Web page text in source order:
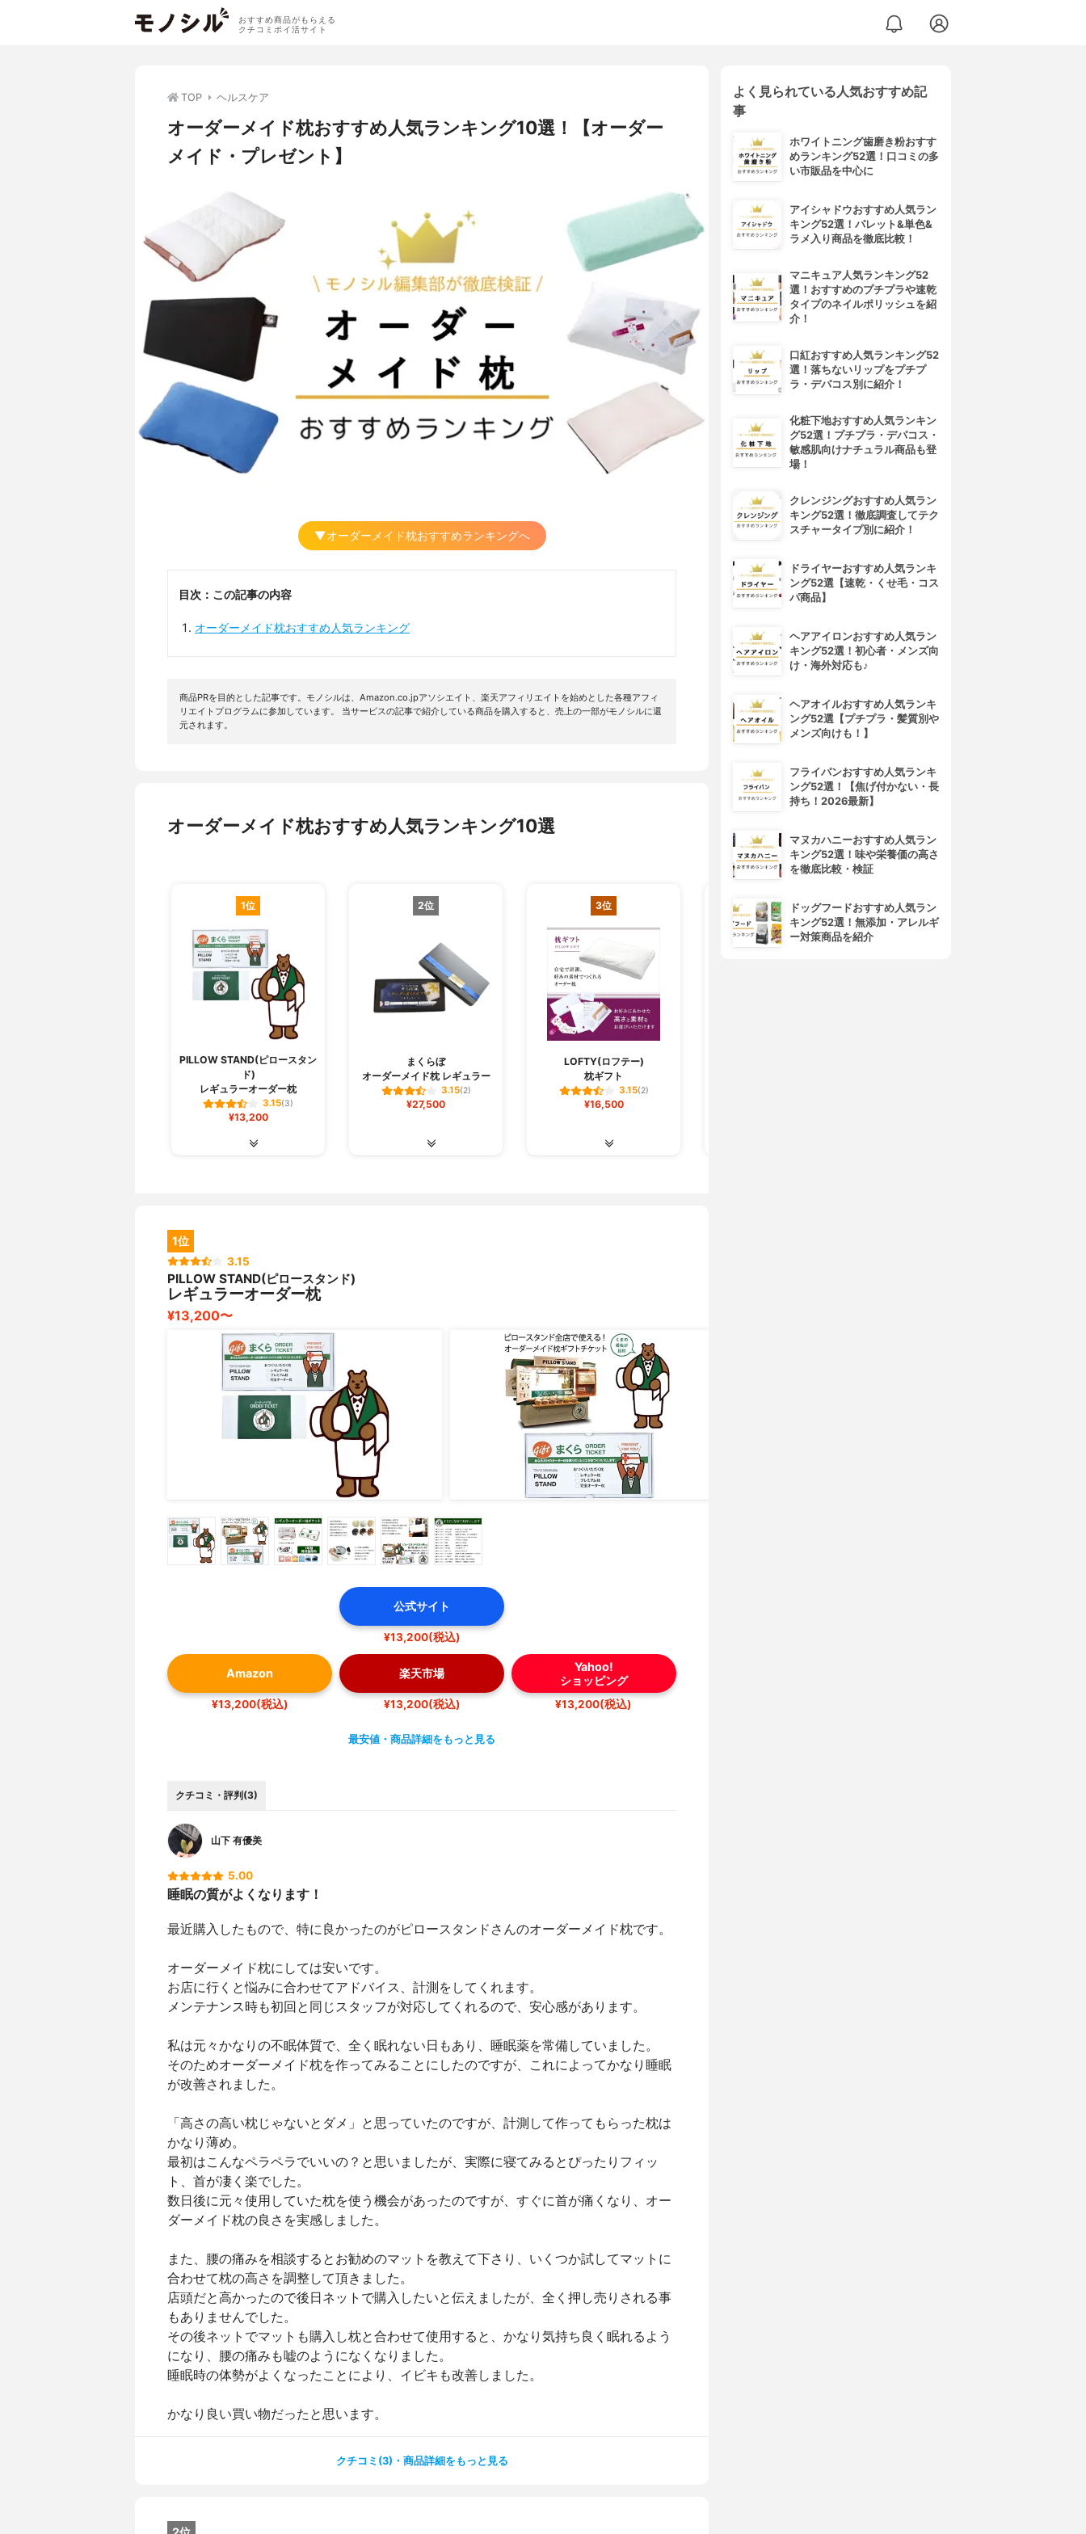
おすすめ商品がもらえる
クチコミポイ活サイト
TOP ヘルスケア
オーダーメイド枕おすすめ人気ランキング10選！【オーダー
メイド・プレゼント】
▼オーダーメイド枕おすすめランキングへ
目次：この記事の内容
オーダーメイド枕おすすめ人気ランキング
商品PRを目的とした記事です。モノシルは、Amazon.co.jpアソシエイト、楽天アフィリエイトを始めとした各種アフィ
リエイトプログラムに参加しています。 当サービスの記事で紹介している商品を購入すると、売上の一部がモノシルに還
元されます。
オーダーメイド枕おすすめ人気ランキング10選
1位
PILLOW STAND(ピロースタン
ド)
レギュラーオーダー枕
3.15(3)
¥13,200
2位
まくらぼ
オーダーメイド枕 レギュラー
3.15(2)
¥27,500
3位
LOFTY(ロフテー)
枕ギフト
3.15(2)
¥16,500
4位
1位
3.15
PILLOW STAND(ピロースタンド)
レギュラーオーダー枕
¥13,200〜
公式サイト
¥13,200(税込)
Amazon
¥13,200(税込)
楽天市場
¥13,200(税込)
Yahoo!
ショッピング
¥13,200(税込)
最安値・商品詳細をもっと見る
クチコミ・評判(3)
山下 有優美
5.00
睡眠の質がよくなります！
最近購入したもので、特に良かったのがピロースタンドさんのオーダーメイド枕です。
オーダーメイド枕にしては安いです。
お店に行くと悩みに合わせてアドバイス、計測をしてくれます。
メンテナンス時も初回と同じスタッフが対応してくれるので、安心感があります。
私は元々かなりの不眠体質で、全く眠れない日もあり、睡眠薬を常備していました。
そのためオーダーメイド枕を作ってみることにしたのですが、これによってかなり睡眠
が改善されました。
「高さの高い枕じゃないとダメ」と思っていたのですが、計測して作ってもらった枕は
かなり薄め。
最初はこんなペラペラでいいの？と思いましたが、実際に寝てみるとぴったりフィッ
ト、首が凄く楽でした。
数日後に元々使用していた枕を使う機会があったのですが、すぐに首が痛くなり、オー
ダーメイド枕の良さを実感しました。
また、腰の痛みを相談するとお勧めのマットを教えて下さり、いくつか試してマットに
合わせて枕の高さを調整して頂きました。
店頭だと高かったので後日ネットで購入したいと伝えましたが、全く押し売りされる事
もありませんでした。
その後ネットでマットも購入し枕と合わせて使用すると、かなり気持ち良く眠れるよう
になり、腰の痛みも嘘のようになくなりました。
睡眠時の体勢がよくなったことにより、イビキも改善しました。
かなり良い買い物だったと思います。
クチコミ(3)・商品詳細をもっと見る
よく見られている人気おすすめ記
事
ホワイトニング歯磨き粉おすす
めランキング52選！口コミの多
い市販品を中心に
アイシャドウおすすめ人気ラン
キング52選！パレット&単色&
ラメ入り商品を徹底比較！
マニキュア人気ランキング52
選！おすすめのプチプラや速乾
タイプのネイルポリッシュを紹
介！
口紅おすすめ人気ランキング52
選！落ちないリップをプチプ
ラ・デパコス別に紹介！
化粧下地おすすめ人気ランキン
グ52選！プチプラ・デパコス・
敏感肌向けナチュラル商品も登
場！
クレンジングおすすめ人気ラン
キング52選！徹底調査してテク
スチャータイプ別に紹介！
ドライヤーおすすめ人気ランキ
ング52選【速乾・くせ毛・コス
パ商品】
ヘアアイロンおすすめ人気ラン
キング52選！初心者・メンズ向
け・海外対応も♪
ヘアオイルおすすめ人気ランキ
ング52選【プチプラ・髪質別や
メンズ向けも！】
フライパンおすすめ人気ランキ
ング52選！【焦げ付かない・長
持ち！2026最新】
マヌカハニーおすすめ人気ラン
キング52選！味や栄養価の高さ
を徹底比較・検証
ドッグフードおすすめ人気ラン
キング52選！無添加・アレルギ
ー対策商品を紹介